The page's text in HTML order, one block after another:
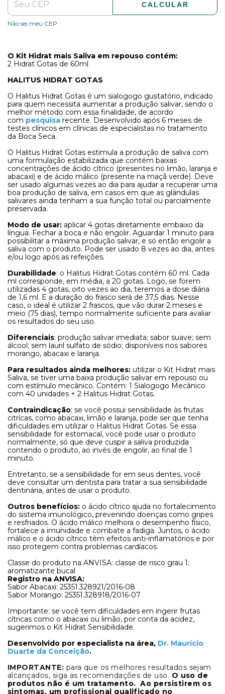
CALCULAR
Não sei meu CEP
O Kit Hidrat mais Saliva em repouso contém:
2 Hidrat Gotas de 60ml
HALITUS HIDRAT GOTAS
O Halitus Hidrat Gotas é um sialogogo gustatório, indicado
para quem necessita aumentar a produção salivar, sendo o
melhor método com essa finalidade, de acordo
com pesquisa recente. Desenvolvido após 6 meses de
testes clínicos em clínicas de especialistas no tratamento
da Boca Seca.
O Halitus Hidrat Gotas estimula a produção de saliva com
uma formulação estabilizada que contém baixas
concentrações de ácido cítrico (presentes no limão, laranja e
abacaxi) e de ácido málico (presente na maçã verde). Deve
ser usado algumas vezes ao dia para ajudar a recuperar uma
boa produção de saliva, em casos em que as glândulas
salivares ainda tenham a sua função total ou parcialmente
preservada.
Modo de usar: aplicar 4 gotas diretamente embaixo da
língua. Fechar a boca e não engolir. Aguardar 1 minuto para
possibilitar a máxima produção salivar, e só então engolir a
saliva com o produto. Pode ser usado 8 vezes ao dia, antes
e/ou logo após as refeições.
Durabilidade: o Halitus Hidrat Gotas contém 60 ml. Cada
ml corresponde, em média, a 20 gotas. Logo, se forem
utilizadas 4 gotas, oito vezes ao dia, teremos a dose diária
de 1,6 ml. E a duração do frasco será de 37,5 dias. Nesse
caso, o ideal é utilizar 2 frascos, que vão durar 2 meses e
meio (75 dias), tempo normalmente suficiente para avaliar
os resultados do seu uso.
Diferenciais: produção salivar imediata; sabor suave; sem
álcool; sem lauril sulfato de sódio; disponíveis nos sabores
morango, abacaxi e laranja.
Para resultados ainda melhores: utilizar o Kit Hidrat mais
Saliva, se tiver uma baixa produção salivar em repouso ou
com estímulo mecânico. Contém: 1 Sialogogo Mecânico
com 40 unidades + 2 Halitus Hidrat Gotas.
Contraindicação: se você possui sensibilidade às frutas
citrícas, como abacaxi, limão e laranja, pode ser que tenha
dificuldades em utilizar o Halitus Hidrat Gotas. Se essa
sensibilidade for estomacal, você pode usar o produto
normalmente, só que deve cuspir a saliva produzida
contendo o produto, ao invés de engolir, ao final de 1
minuto.
Entretanto, se a sensibilidade for em seus dentes, você
deve consultar um dentista para tratar a sua sensibilidade
dentinária, antes de usar o produto.
Outros benefícios: o ácido cítrico ajuda no fortalecimento
do sistema imunológico, prevenindo doenças como gripes
e resfriados. O ácido málico melhora o desempenho físico,
fortalece a imunidade e combate a fadiga. Juntos, o ácido
málico e o ácido cítrico têm efeitos anti-inflamatórios e por
isso protegem contra problemas cardíacos.
Classe do produto na ANVISA: classe de risco grau 1;
aromatizante bucal
Registro na ANVISA:
Sabor Abacaxi: 25351.328921/2016-08
Sabor Morango: 25351.328918/2016-07
Importante: se você tem dificuldades em ingerir frutas
cítricas como o abacaxi ou limão, por conta da acidez,
sugerimos o Kit Hidrat Sensibilidade.
Desenvolvido por especialista na área, Dr. Maurício
Duarte da Conceição.
IMPORTANTE: para que os melhores resultados sejam
alcançados, siga as recomendações de uso. O uso de
produtos não é um tratamento. Ao persistirem os
sintomas, um profissional qualificado no